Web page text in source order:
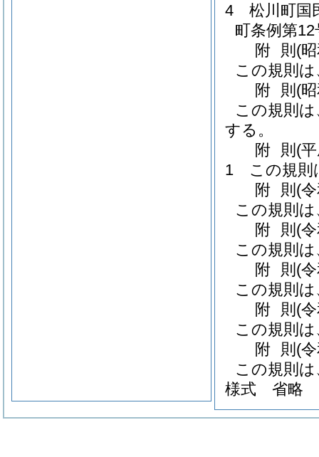
4
松川町国
町条例第12
附 則 (
この規則
附 則 (
この規則
する。
附 則 (
1
この規則
附 則 (
この規則
附 則 (
この規則
附 則 (
この規則
附 則 (
この規則
附 則 (
この規則
様式 省略